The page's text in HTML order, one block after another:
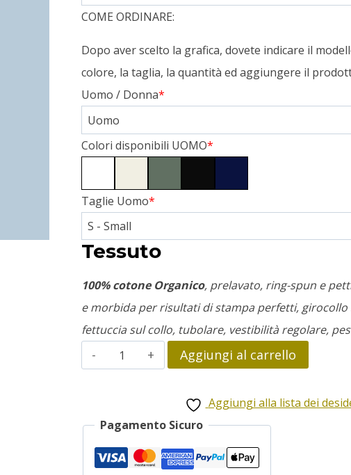
COME ORDINARE:
Dopo aver scelto la grafica, dovete indicare il
colore, la taglia, la quantità ed aggiungere il
*
Uomo / Donna
*
Colori disponibili UOMO
*
Taglie Uomo
Tessuto
100% cotone Organico, prelavato, ring-spun e
e morbida per risultati di stampa perfetti, girocollo
fettuccia sul collo, tubolare, vestibilità regolare,
Kobe
Bryant
Aggiungi al carrello
Aggiungi alla lista dei
Pagamento Sicuro